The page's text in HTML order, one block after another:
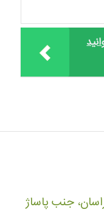
جنب پاساژ